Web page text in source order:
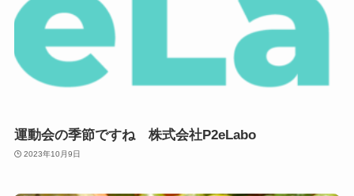
運動会の季節ですね 株式会社P2eLabo
2023年10月9日